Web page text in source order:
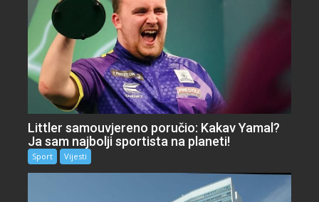
Littler samouvjereno poručio: Kakav Yamal?
Ja sam najbolji sportista na planeti!
Sport Vijesti